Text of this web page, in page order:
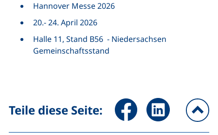
Hannover Messe 2026
20.- 24. April 2026
Halle 11, Stand B56 - Niedersachsen
Gemeinschaftsstand
Teile diese Seite: Seite über Facebook teilen
Seite über